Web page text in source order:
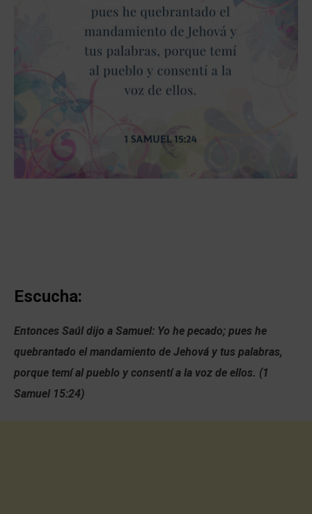
Escucha:
Entonces Saúl dijo a Samuel: Yo he pecado; pues he
quebrantado el mandamiento de Jehová y tus palabras,
porque temí al pueblo y consentí a la voz de ellos. (1
Samuel 15:24)